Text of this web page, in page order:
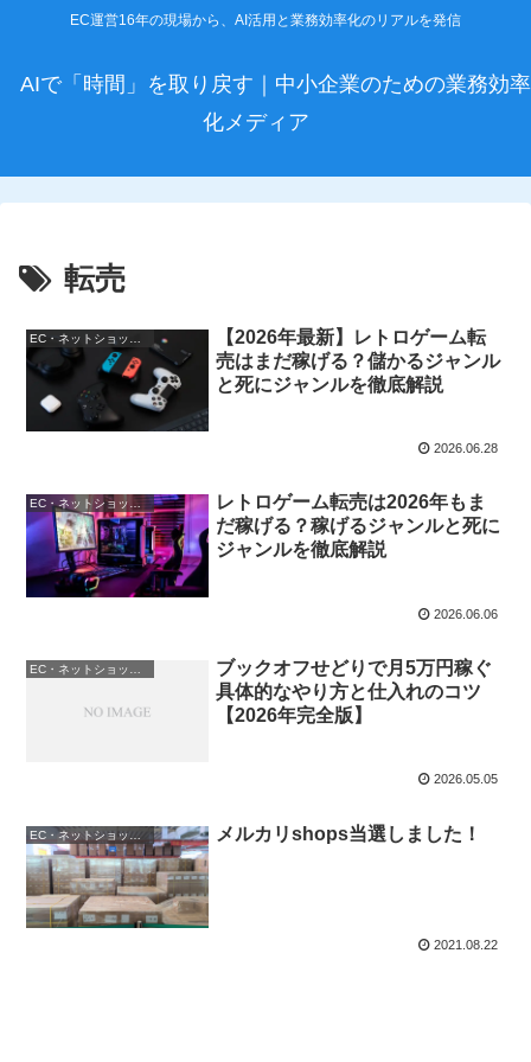
EC運営16年の現場から、AI活用と業務効率化のリアルを発信
AIで「時間」を取り戻す｜中小企業のための業務効率
化メディア
転売
【2026年最新】レトロゲーム転
売はまだ稼げる？儲かるジャンル
と死にジャンルを徹底解説
2026.06.28
EC・ネットショップ運営
レトロゲーム転売は2026年もま
だ稼げる？稼げるジャンルと死に
ジャンルを徹底解説
2026.06.06
ブックオフせどりで月5万円稼ぐ
具体的なやり方と仕入れのコツ
【2026年完全版】
2026.05.05
メルカリshops当選しました！
2021.08.22